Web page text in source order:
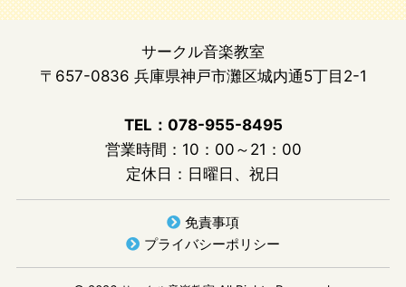
サークル音楽教室
〒657-0836 兵庫県神戸市灘区城内通5丁目2-1
TEL：078-955-8495
営業時間：10：00～21：00
定休日：日曜日、祝日
免責事項
プライバシーポリシー